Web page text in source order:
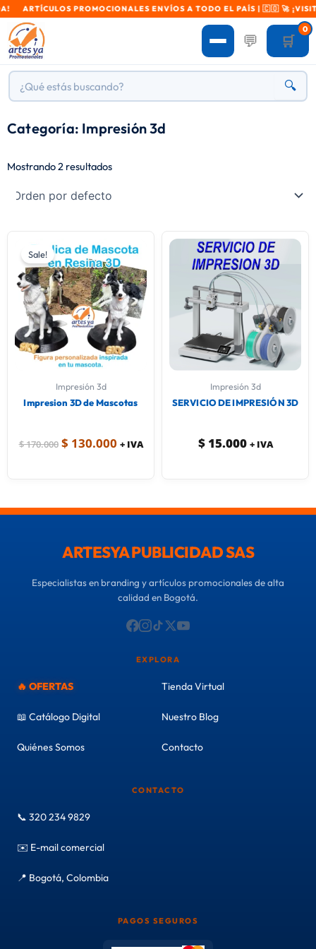
PROMOCIONALES ENVÍOS A TODO EL PAÍS | 🇨🇴 🚀
💬 🛒
0
🔍
Categoría: Impresión 3d
Mostrando 2 resultados
Sale!
Impresión 3d
Impresion 3D de Mascotas
$170.000
price
was:
$ 170.000.
$ 130.000
price
is:
$ 130.000.
+ IVA
Impresión 3d
SERVICIO DE IMPRESIÓN 3D
$15.000 + IVA
ARTESYA PUBLICIDAD SAS
Especialistas en branding y artículos promocionales de alta
calidad en Bogotá.
EXPLORA
🔥 OFERTAS Tienda Virtual
📖 Catálogo Digital Nuestro Blog
Quiénes Somos Contacto
CONTACTO
📞 320 234 9829
✉️ E-mail comercial
📍 Bogotá, Colombia
PAGOS SEGUROS